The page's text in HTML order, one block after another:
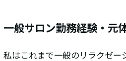
一般サロン勤務経験・元
私はこれまで一般のリラクゼー